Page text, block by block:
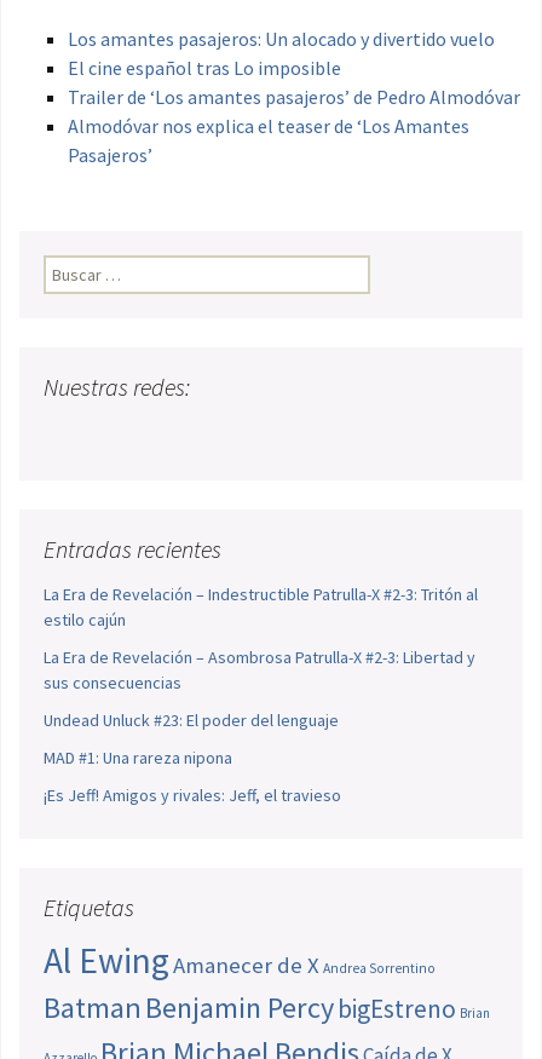
Los amantes pasajeros: Un alocado y divertido vuelo
El cine español tras Lo imposible
Trailer de ‘Los amantes pasajeros’ de Pedro Almodóvar
Almodóvar nos explica el teaser de ‘Los Amantes
Pasajeros’
Buscar:
Nuestras redes:
Entradas recientes
La Era de Revelación – Indestructible Patrulla-X #2-3: Tritón al
estilo cajún
La Era de Revelación – Asombrosa Patrulla-X #2-3: Libertad y
sus consecuencias
Undead Unluck #23: El poder del lenguaje
MAD #1: Una rareza nipona
¡Es Jeff! Amigos y rivales: Jeff, el travieso
Etiquetas
Al EwingAmanecer de X Andrea Sorrentino
Batman Benjamin PercybigEstreno Brian